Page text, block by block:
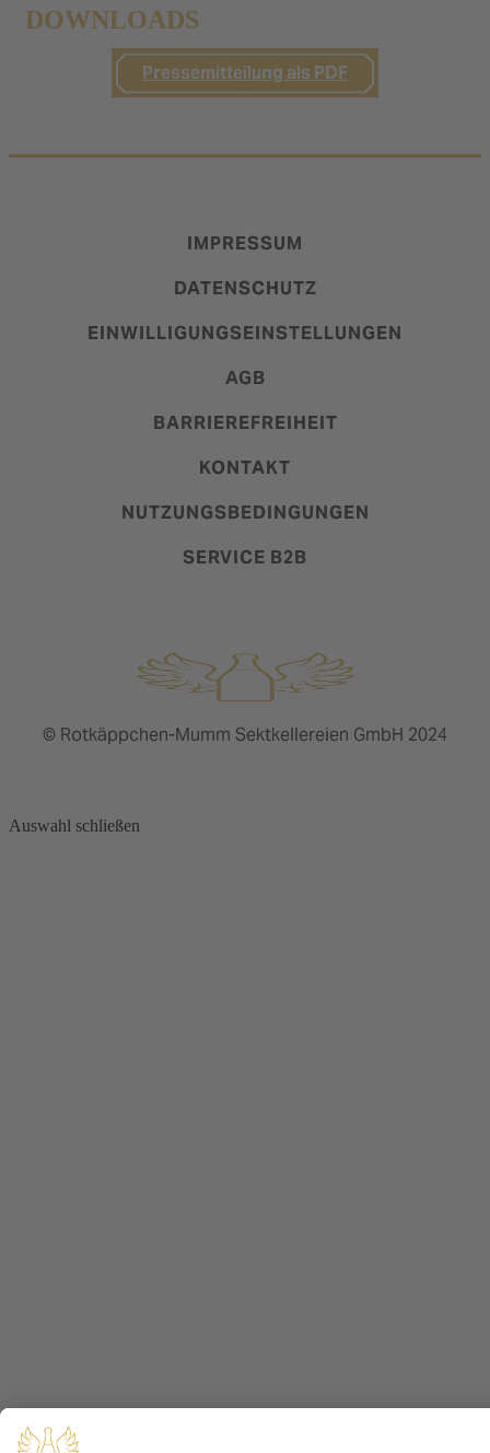
DOWNLOADS
Pressemitteilung als PDF
IMPRESSUM
DATENSCHUTZ
EINWILLIGUNGSEINSTELLUNGEN
AGB
BARRIEREFREIHEIT
KONTAKT
NUTZUNGSBEDINGUNGEN
SERVICE B2B
© Rotkäppchen-Mumm Sektkellereien GmbH 2024
Auswahl schließen